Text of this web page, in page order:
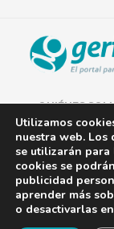
QUIÉNES
AVISO LEGAL
POLÍTICA DE
POLÍTICA DE
Utilizamos
nuestra web. Los
se utilizarán
cookies se
publicidad
aprender más
o desactivarlas